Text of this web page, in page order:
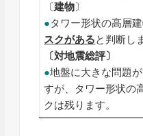
〔建物〕
●タワー形状の高層
スクがあると判断し
〔対地震総評〕
●地盤に大きな問題
すが、タワー形状の
クは残ります。